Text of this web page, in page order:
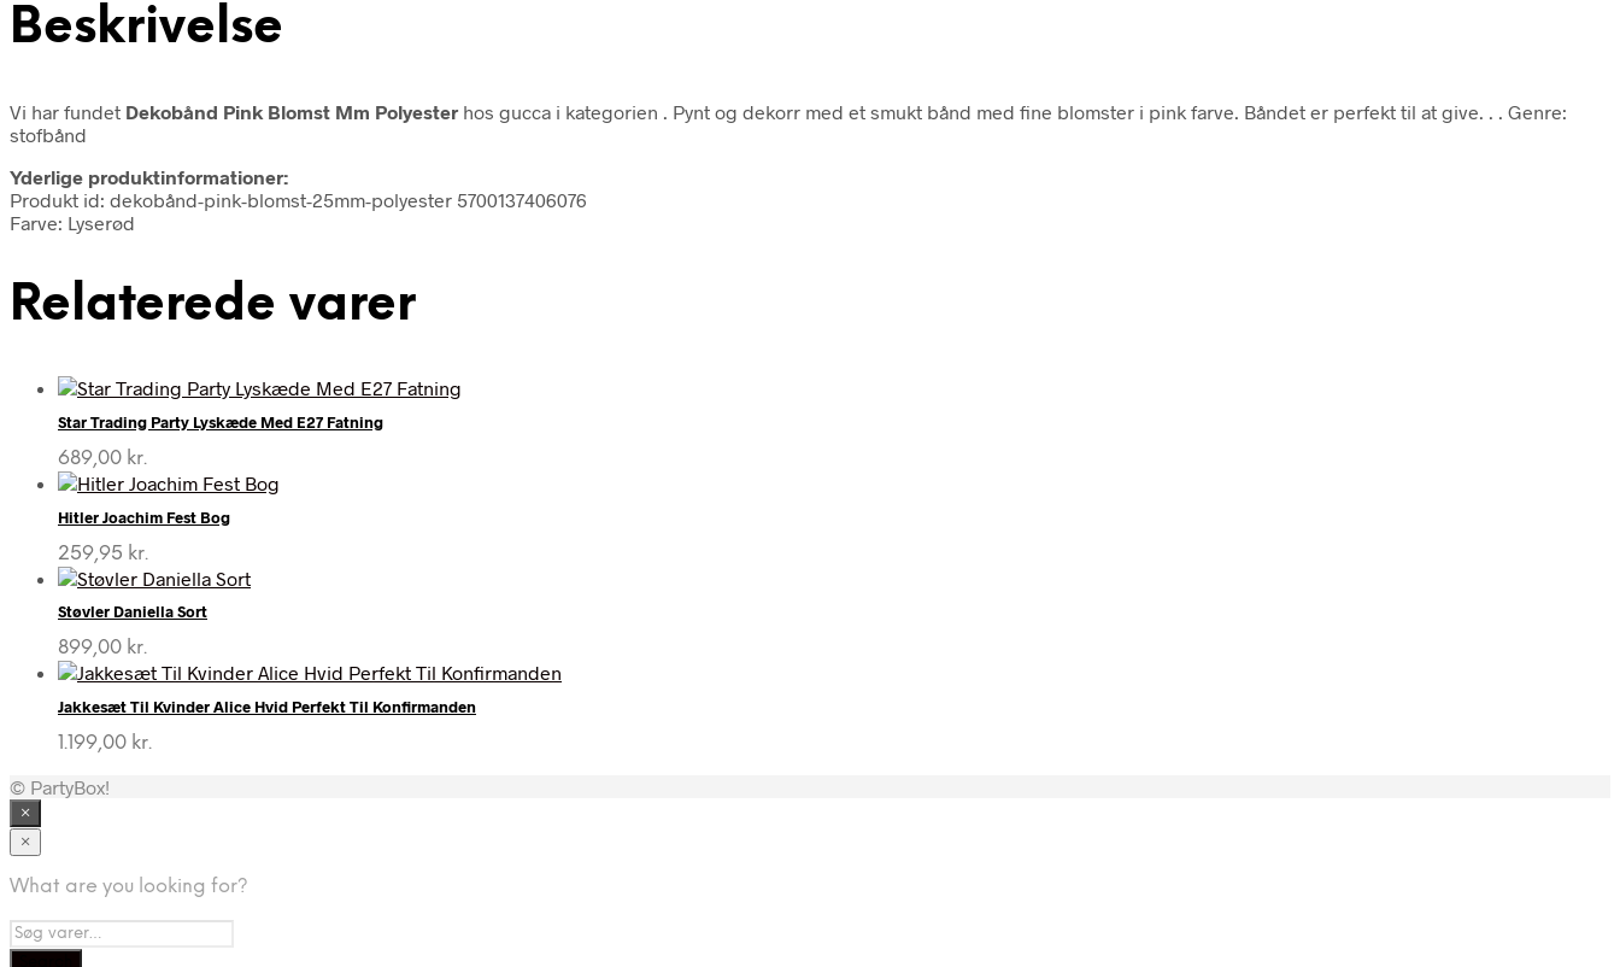
Beskrivelse
Vi har fundet Dekobånd Pink Blomst Mm Polyester hos gucca i kategorien
. Pynt og dekorr med et smukt bånd med fine blomster i pink farve. Båndet er perfekt til at give. . . Genre:
stofbånd
Yderlige produktinformationer:
Produkt id: dekobånd-pink-blomst-25mm-polyester 5700137406076
Farve: Lyserød
Relaterede varer
Star Trading Party Lyskæde Med E27 Fatning
689,00 kr.
Hitler Joachim Fest Bog
259,95 kr.
Støvler Daniella Sort
899,00 kr.
Jakkesæt Til Kvinder Alice Hvid Perfekt Til Konfirmanden
1.199,00 kr.
© PartyBox!
×
×
What are you looking for?